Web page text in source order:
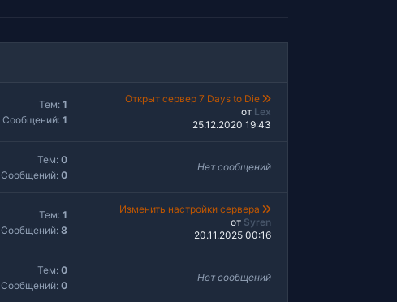
Тем: 1
Сообщений: 1
Открыт сервер 7 Days to Die
от Lex
25.12.2020 19:43
Тем: 0
Сообщений: 0
Нет сообщений
Тем: 1
Сообщений: 8
Изменить настройки сервера
от Syren
20.11.2025 00:16
Тем: 0
Сообщений: 0
Нет сообщений